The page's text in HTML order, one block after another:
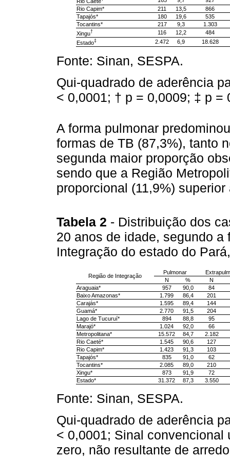
Rio Capim*
211 13,5
866
Tapajós*
180 19,6
535
Tocantins*
217 9,3
1.303
Xingu† 116 12,2
484
Estado‡ 2.472 6,9 18.628
Fonte: Sinan, SESPA.
Qui-quadrado de aderência
< 0,0001; † p = 0,0009; ‡ p =
A forma pulmonar
formas de TB (87,3%), tanto
segunda maior proporção
sendo que a Região
proporcional (11,9%)
Tabela 2 - Distribuição dos
20 anos de idade, segundo
Integração do estado do
Região de Integração
Pulmonar
N
%
N
Araguaia*
957 90,0
84
Baixo Amazonas*
1.799 86,4
201
Carajás*
1.595 89,4
144
Guamá*
2.770 91,5
204
Lago de Tucuruí*
894 88,8
95
Marajó*
1.024 92,0
66
Metropolitana*
15.572 84,7
2.182
Rio Caeté*
1.545 90,6
127
Rio Capim*
1.423 91,3
103
Tapajós*
835 91,0
62
Tocantins*
2.085 89,0
210
Xingu*
873 91,9
72
Estado*
31.372 87,3 3.550
Fonte: Sinan, SESPA.
Qui-quadrado de aderência
< 0,0001; Sinal
zero, não resultante de